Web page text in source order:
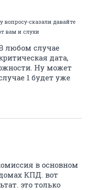
сказали давайте
вам и слухи
любом случае
дата,
Ну может
1 будет уже
в основном
КПД. вот
это только